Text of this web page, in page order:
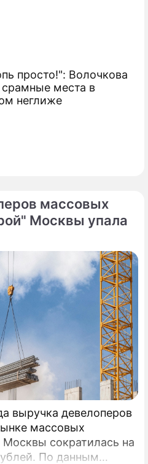
просто!": Волочкова
места в
неглиже
массовых
Москвы упала
выручка девелоперов
массовых
сократилась на
По данным